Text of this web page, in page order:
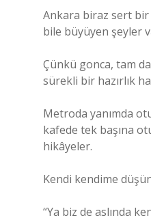
Ankara biraz sert bir
bile büyüyen şeyler
Çünkü gonca, tam da
sürekli bir hazırlık
Metroda yanımda
kafede tek başına
hikâyeler.
Kendi kendime
“Ya biz de aslında